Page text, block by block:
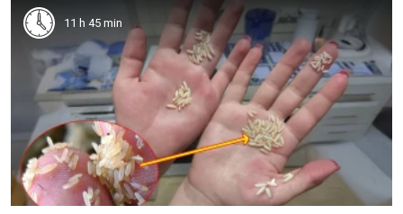
11 h 45 min